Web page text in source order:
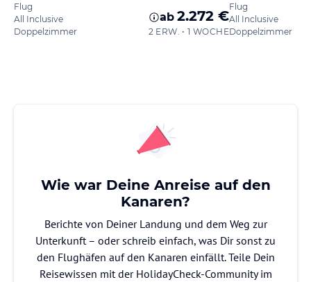
Flug
All Inclusive
Doppelzimmer
ab 2.272 €
2 ERW. • 1 WOCHE
Flug
All Inclusive
Doppelzimmer
Wie war Deine Anreise auf den
Kanaren?
Berichte von Deiner Landung und dem Weg zur
Unterkunft – oder schreib einfach, was Dir sonst zu
den Flughäfen auf den Kanaren einfällt. Teile Dein
Reisewissen mit der HolidayCheck-Community im